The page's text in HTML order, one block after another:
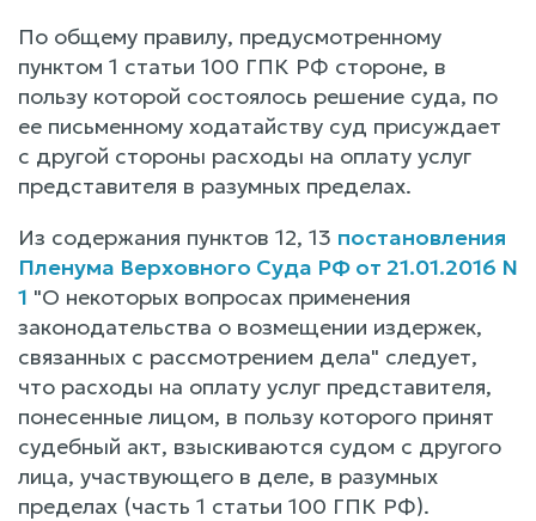
По общему правилу, предусмотренному
пунктом 1 статьи 100 ГПК РФ стороне, в
пользу которой состоялось решение суда, по
ее письменному ходатайству суд присуждает
с другой стороны расходы на оплату услуг
представителя в разумных пределах.
Из содержания пунктов 12, 13 постановления
Пленума Верховного Суда РФ от 21.01.2016 N
1 "О некоторых вопросах применения
законодательства о возмещении издержек,
связанных с рассмотрением дела" следует,
что расходы на оплату услуг представителя,
понесенные лицом, в пользу которого принят
судебный акт, взыскиваются судом с другого
лица, участвующего в деле, в разумных
пределах (часть 1 статьи 100 ГПК РФ).